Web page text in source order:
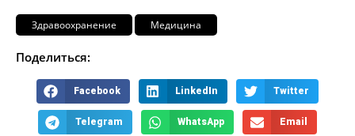
Здравоохранение Медицина
Поделиться:
Facebook LinkedIn Twitter
Telegram WhatsApp Email